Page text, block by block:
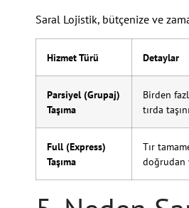
Saral Lojistik, bütçenize ve
Hizmet Türü Detaylar
Parsiyel (Grupaj)
Taşıma
Birden
tırda
Full (Express)
Taşıma
Tır
doğrudan